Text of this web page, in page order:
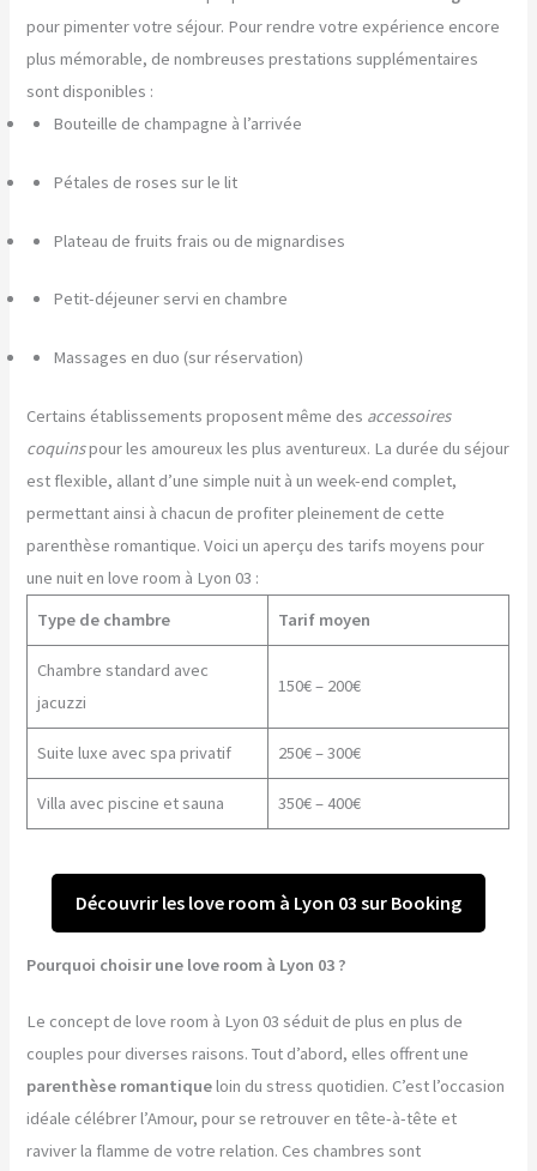
pour pimenter votre séjour. Pour rendre votre expérience encore
plus mémorable, de nombreuses prestations supplémentaires
sont disponibles :
Bouteille de champagne à l’arrivée
Pétales de roses sur le lit
Plateau de fruits frais ou de mignardises
Petit-déjeuner servi en chambre
Massages en duo (sur réservation)
Certains établissements proposent même des accessoires
coquinspour les amoureux les plus aventureux. La durée du séjour
est flexible, allant d’une simple nuit à un week-end complet,
permettant ainsi à chacun de profiter pleinement de cette
parenthèse romantique. Voici un aperçu des tarifs moyens pour
une nuit en love room à Lyon 03 :
Type de chambre
Tarif moyen
Chambre standard avec
jacuzzi
150€ – 200€
Suite luxe avec spa privatif 250€ – 300€
Villa avec piscine et sauna 350€ – 400€
Découvrir les love room à Lyon 03 sur Booking
Pourquoi choisir une love room à Lyon 03 ?
Le concept de love room à Lyon 03 séduit de plus en plus de
couples pour diverses raisons. Tout d’abord, elles offrent une
parenthèse romantiqueloin du stress quotidien. C’est l’occasion
idéale célébrer l’Amour, pour se retrouver en tête-à-tête et
raviver la flamme de votre relation. Ces chambres sont